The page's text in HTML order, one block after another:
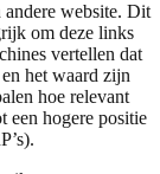
andere website. Dit
om deze links
vertellen dat
het waard zijn
hoe relevant
een hogere positie